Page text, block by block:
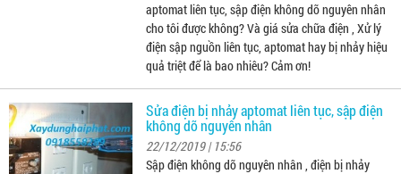
aptomat liên tục, sập điện không dõ nguyên nhân
cho tôi được không? Và giá sửa chữa điện , Xử lý
điện sập nguồn liên tục, aptomat hay bị nhảy hiệu
quả triệt để là bao nhiêu? Cảm ơn!
Sửa điện bị nhảy aptomat liên tục, sập điện
không dõ nguyên nhân
22/12/2019 | 15:56
Sập điện không dõ nguyên nhân , điện bị nhảy